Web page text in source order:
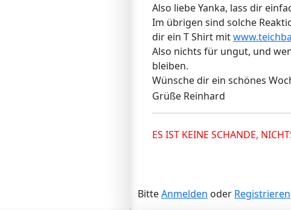
Also liebe Yanka, lass dir
Im übrigen sind solche
dir ein T Shirt mit
Also nichts für ungut, und
bleiben.
Wünsche dir ein schönes
Grüße Reinhard
ES IST KEINE SCHANDE,
BitteAnmelden oder Registrieren